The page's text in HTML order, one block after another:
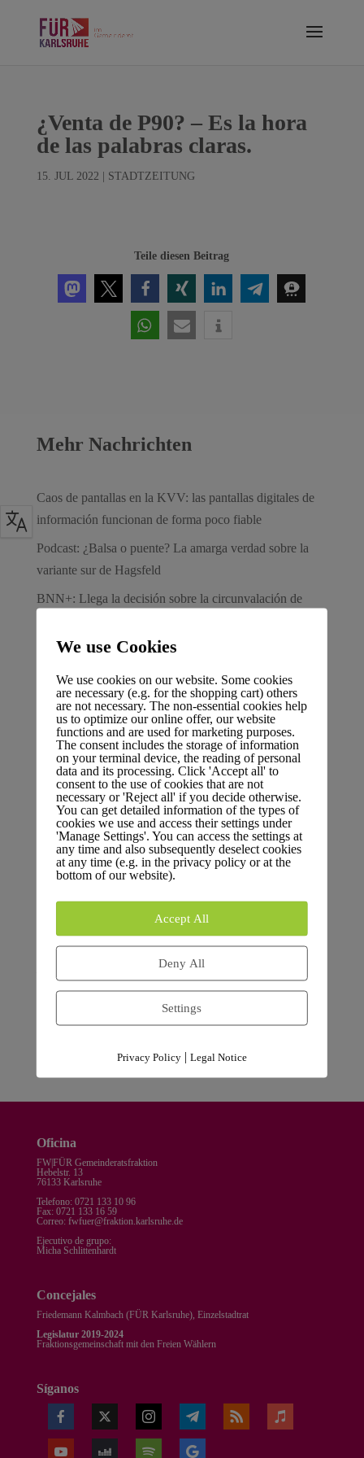
¿Venta de P90? – Es la hora
de las palabras claras.
15. JUL 2022 STADTZEITUNG
Teile diesen Beitrag
Mehr Nachrichten
Caos de pantallas en la KVV: las pantallas digitales de
información funcionan de forma poco fiable
Podcast: ¿Balsa o puente? La amarga verdad sobre la
variante sur de Hagsfeld
BNN+: Llega la decisión sobre la circunvalación de
Crisis presupuestaria con anuncio – FÜR Karlsruhe pide
BNN+: Llega una avalancha de interés a la ciudad
Aktuelles von FÜR Karlsruhe
FÜR Karlsruhe fordert umfassende Überprüfung
städtischer Mitgliedschaften
FÜR Karlsruhe setzt sich für den Erhalt der
Garnisonskirche in Knielingen ein
Finanzielle Herausforderungen der Kommunen: Ein
Podcast-Gespräch mit Dr. Breitkreuz
FÜR Karlsruhe begrüßt Verkauf städtischer Immobilien
– Langjährige Forderung wird umgesetzt
Entscheidung gegen wirtschaftliche Vernunft und
Oficina
FW|FÜR Gemeinderatsfraktion
Hebelstr. 13
76133 Karlsruhe
Telefono: 0721 133 10 96
Fax: 0721 133 16 59
Correo: fwfuer@fraktion.karlsruhe.de
Ejecutivo de grupo:
Micha Schlittenhardt
Concejales
Friedemann Kalmbach (FÜR Karlsruhe), Einzelstadtrat
Legislatur 2019-2024
Fraktionsgemeinschaft mit den Freien Wählern
Síganos
We use Cookies
We use cookies on our website. Some cookies
are necessary (e.g. for the shopping cart) others
are not necessary. The non-essential cookies help
us to optimize our online offer, our website
functions and are used for marketing purposes.
The consent includes the storage of information
on your terminal device, the reading of personal
data and its processing. Click 'Accept all' to
consent to the use of cookies that are not
necessary or 'Reject all' if you decide otherwise.
You can get detailed information of the types of
cookies we use and access their settings under
'Manage Settings'. You can access the settings at
any time and also subsequently deselect cookies
at any time (e.g. in the privacy policy or at the
bottom of our website).
Accept All
Deny All
Settings
Privacy Policy| Legal Notice